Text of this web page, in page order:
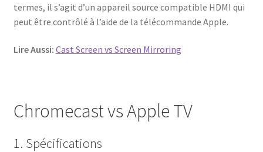
termes, il s’agit d’un appareil source compatible HDMI qui
peut être contrôlé à l’aide de la télécommande Apple.
Lire Aussi: Cast Screen vs Screen Mirroring
Chromecast vs Apple TV
1. Spécifications